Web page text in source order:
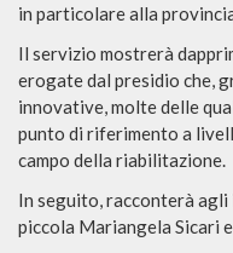
in particolare alla
Il servizio mostrerà
erogate dal presidio che,
innovative, molte delle
punto di riferimento a
campo della riabilitazione.
In seguito, racconterà
piccola Mariangela Sicari